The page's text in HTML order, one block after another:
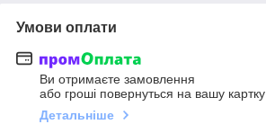
Умови оплати
Ви отримаєте замовлення
або гроші повернуться на вашу картку
Детальніше